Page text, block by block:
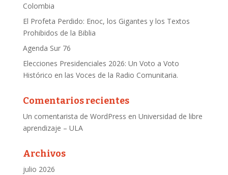
Colombia
El Profeta Perdido: Enoc, los Gigantes y los Textos
Prohibidos de la Biblia
Agenda Sur 76
Elecciones Presidenciales 2026: Un Voto a Voto
Histórico en las Voces de la Radio Comunitaria.
Comentarios recientes
Un comentarista de WordPress en Universidad de libre
aprendizaje – ULA
Archivos
julio 2026